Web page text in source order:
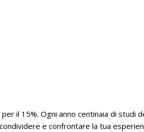
il 15%. Ogni anno centinaia di studi
e confrontare la tua